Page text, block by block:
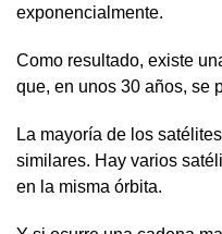
exponencialmente.
Como resultado, existe
que, en unos 30 años, se
La mayoría de los
similares. Hay varios
en la misma órbita.